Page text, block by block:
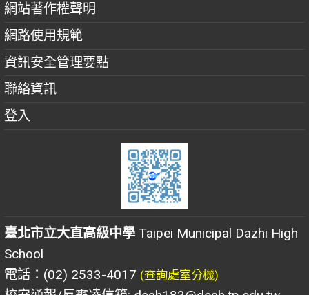
網站著作權聲明
網路使用規範
資訊安全管理要點
聯絡資訊
登入
臺北市立大直高級中學 Taipei Municipal Dazhi High
School
電話：(02) 2533-4017 (查詢處室分機)